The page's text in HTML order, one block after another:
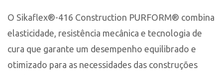
O Sikaflex®-416 Construction PURFORM® combina
elasticidade, resistência mecânica e tecnologia de
cura que garante um desempenho equilibrado e
otimizado para as necessidades das construções